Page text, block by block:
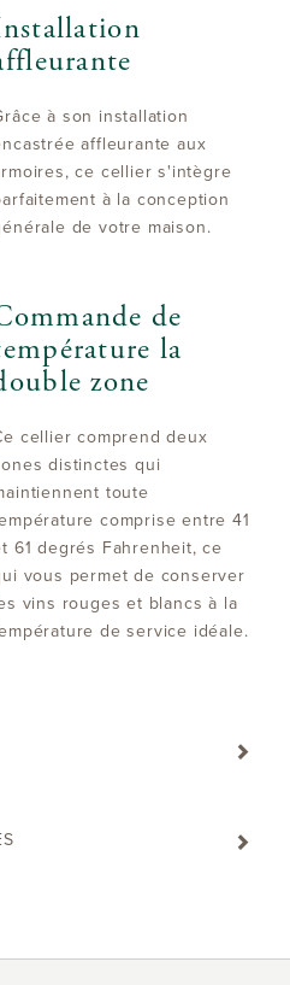
à son installation
affleurante aux
ce cellier s'intègre
à la conception
de votre maison.
de
la
zone
cellier comprend deux
distinctes qui
toute
comprise entre 41
61 degrés Fahrenheit, ce
vous permet de conserver
vins rouges et blancs à la
de service idéale.